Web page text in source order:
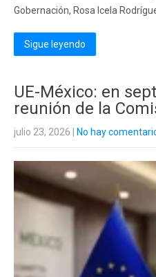
Gobernación, Rosa Icela
Sigue leyendo
UE-México: en
reunión de la
julio 23, 2026 No hay